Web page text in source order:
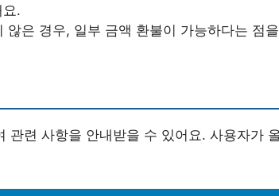
.
않은 경우, 일부 금액 환불이 가능하다는 점
관련 사항을 안내받을 수 있어요. 사용자가